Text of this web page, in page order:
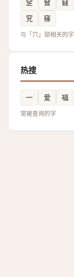
窆 䆵 窡
䆓
窱
与「穴」部相关的字
热搜
一 爱 福
常被查询的字